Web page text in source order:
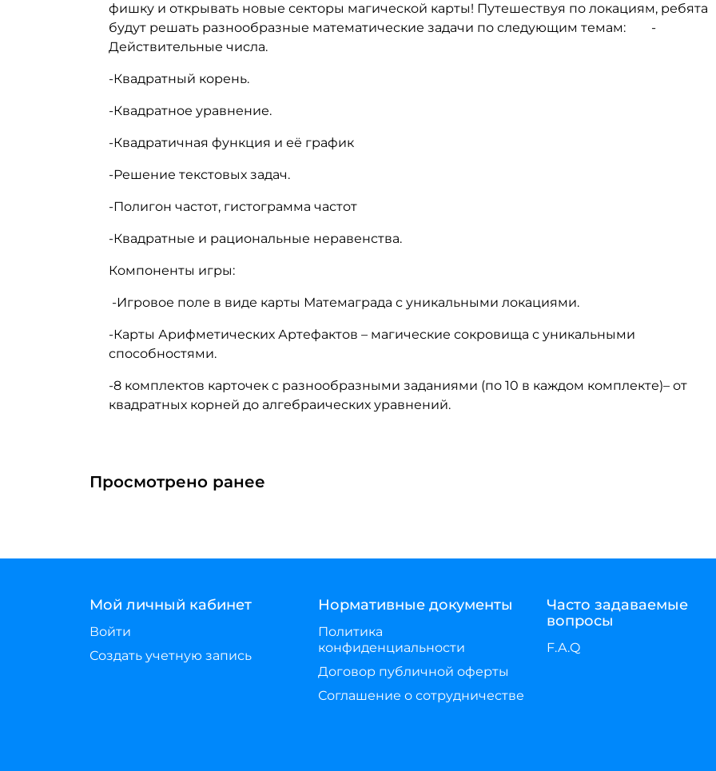
фишку и открывать новые секторы магической карты! Путешествуя по локациям, ребята
будут решать разнообразные математические задачи по следующим темам: -
Действительные числа.
-Квадратный корень.
-Квадратное уравнение.
-Квадратичная функция и её график
-Решение текстовых задач.
-Полигон частот, гистограмма частот
-Квадратные и рациональные неравенства.
Компоненты игры:
-Игровое поле в виде карты Матемаграда с уникальными локациями.
-Карты Арифметических Артефактов – магические сокровища с уникальными
способностями.
-8 комплектов карточек с разнообразными заданиями (по 10 в каждом комплекте)– от
квадратных корней до алгебраических уравнений.
Просмотрено ранее
Мой личный кабинет
Войти
Создать учетную запись
Нормативные документы
Политика
конфиденциальности
Договор публичной оферты
Соглашение о сотрудничестве
Часто задаваемые
вопросы
F.A.Q